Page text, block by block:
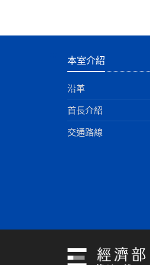
本室介紹
沿革
首長介紹
交通路線